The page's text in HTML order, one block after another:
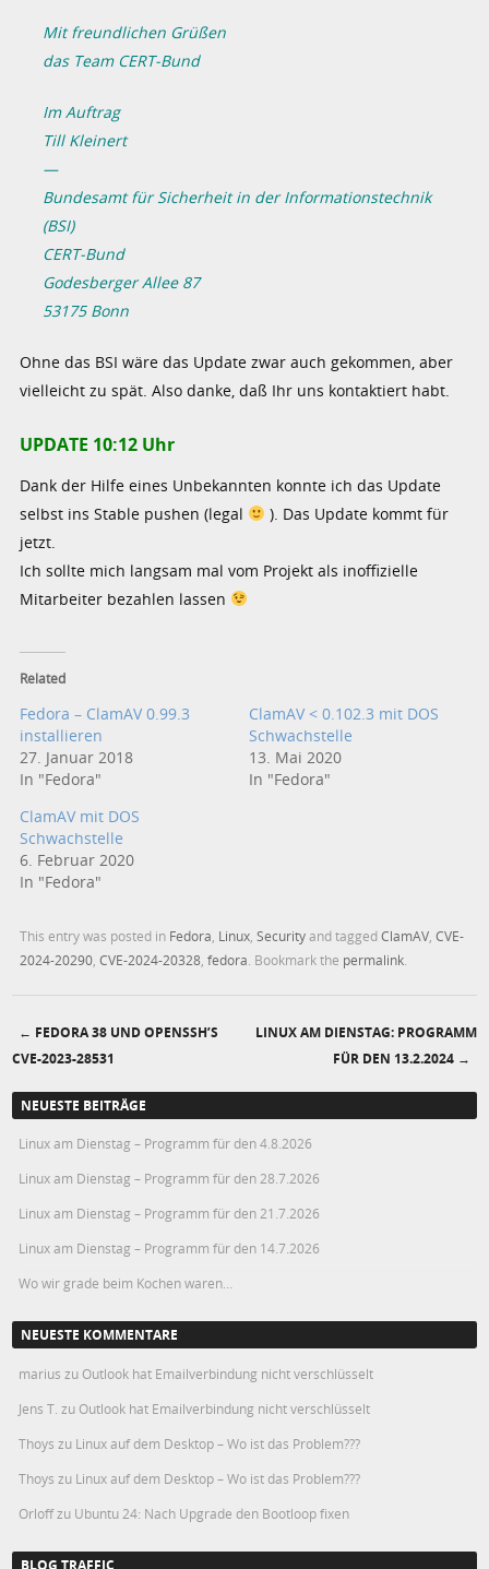
Mit freundlichen Grüßen
das Team CERT-Bund
Im Auftrag
Till Kleinert
—
Bundesamt für Sicherheit in der Informationstechnik
(BSI)
CERT-Bund
Godesberger Allee 87
53175 Bonn
Ohne das BSI wäre das Update zwar auch gekommen, aber
vielleicht zu spät. Also danke, daß Ihr uns kontaktiert habt.
UPDATE 10:12 Uhr
Dank der Hilfe eines Unbekannten konnte ich das Update
selbst ins Stable pushen (legal
). Das Update kommt für
jetzt.
Ich sollte mich langsam mal vom Projekt als inoffizielle
Mitarbeiter bezahlen lassen
Related
Fedora – ClamAV 0.99.3
installieren
27. Januar 2018
In "Fedora"
ClamAV < 0.102.3 mit DOS
Schwachstelle
13. Mai 2020
In "Fedora"
ClamAV mit DOS
Schwachstelle
6. Februar 2020
In "Fedora"
This entry was posted in Fedora Linux ,Securityand taggedClamAV ,CVE-
2024-20290 ,CVE-2024-20328 ,fedora . Bookmark the permalink
Post navigation
← FEDORA 38 UND OPENSSH’S
CVE-2023-28531
LINUX AM DIENSTAG: PROGRAMM
FÜR DEN 13.2.2024 →
NEUESTE BEITRÄGE
Linux am Dienstag – Programm für den 4.8.2026
Linux am Dienstag – Programm für den 28.7.2026
Linux am Dienstag – Programm für den 21.7.2026
Linux am Dienstag – Programm für den 14.7.2026
Wo wir grade beim Kochen waren…
NEUESTE KOMMENTARE
marius zu Outlook hat Emailverbindung nicht verschlüsselt
Jens T. zu Outlook hat Emailverbindung nicht verschlüsselt
Thoys zu Linux auf dem Desktop – Wo ist das Problem???
Thoys zu Linux auf dem Desktop – Wo ist das Problem???
Orloffzu Ubuntu 24: Nach Upgrade den Bootloop fixen
BLOG TRAFFIC